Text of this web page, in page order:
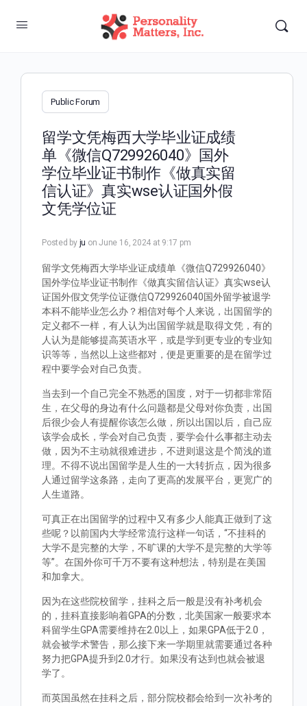
Public Forum
留学文凭梅西大学毕业证成绩
单《微信Q729926040》国外
学位毕业证书制作《做真实留
信认证》真实wse认证国外假
文凭学位证
Posted by ju on June 16, 2024 at 9:17 pm
留学文凭梅西大学毕业证成绩单《微信Q729926040》
国外学位毕业证书制作《做真实留信认证》真实wse认
证国外假文凭学位证微信Q729926040国外留学被退学
本科不能毕业怎么办？相信对每个人来说，出国留学的
定义都不一样，有人认为出国留学就是取得文凭，有的
人认为是能够提高英语水平，或是学到更专业的专业知
识等等，当然以上这些都对，便是更重要的是在留学过
程中要学会对自己负责。
当去到一个自己完全不熟悉的国度，对于一切都非常陌
生，在父母的身边有什么问题都是父母对你负责，出国
后很少会人有提醒你该怎么做，所以出国以后，自己应
该学会成长，学会对自己负责，要学会什么事都主动去
做，因为不主动就很难进步，不进则退这是个简浅的道
理。不得不说出国留学是人生的一大转折点，因为很多
人通过留学这条路，走向了更高的发展平台，更宽广的
人生道路。
可真正在出国留学的过程中又有多少人能真正做到了这
些呢？以前国内大学经常流行这样一句话，“不挂科的
大学不是完整的大学，不旷课的大学不是完整的大学等
等”。在国外你可千万不要有这种想法，特别是在美国
和加拿大。
因为在这些院校留学，挂科之后一般是没有补考机会
的，挂科直接影响着GPA的分数，北美国家一般要求本
科留学生GPA需要维持在2.0以上，如果GPA低于2.0，
就会被学术警告，那么接下来一学期里就需要通过各种
努力把GPA提升到2.0才行。如果没有达到也就会被退
学了。
而英国虽然在挂科之后，部分院校都会给到一次补考的